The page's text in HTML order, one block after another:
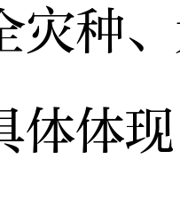
灾种
体体